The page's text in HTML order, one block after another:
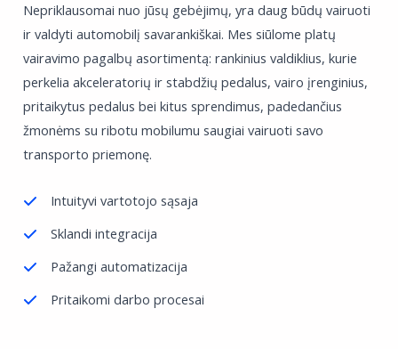
Nepriklausomai nuo jūsų gebėjimų, yra daug būdų vairuoti
ir valdyti automobilį savarankiškai. Mes siūlome platų
vairavimo pagalbų asortimentą: rankinius valdiklius, kurie
perkelia akceleratorių ir stabdžių pedalus, vairo įrenginius,
pritaikytus pedalus bei kitus sprendimus, padedančius
žmonėms su ribotu mobilumu saugiai vairuoti savo
transporto priemonę.
Intuityvi vartotojo sąsaja
Sklandi integracija
Pažangi automatizacija
Pritaikomi darbo procesai